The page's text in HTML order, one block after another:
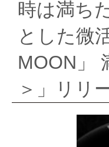
ー
ズ
セ
レ
時は満ち
とした
MOON」
＞」リリ